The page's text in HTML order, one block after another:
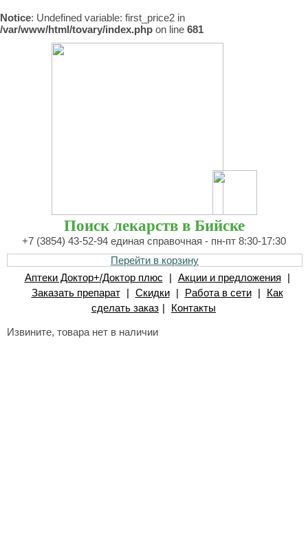
Notice: Undefined variable: first_price2 in
/var/www/html/tovary/index.php on line 681
Поиск лекарств в Бийске
+7 (3854) 43-52-94 единая справочная - пн-пт 8:30-17:30
Перейти в корзину
Аптеки Доктор+/Доктор плюс
| Акции и предложения
|
Заказать препарат
| Скидки | Работа в сети |
Как
сделать заказ | Контакты
Извините, товара нет в наличии